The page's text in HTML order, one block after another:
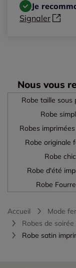
Je
Signaler
Nous vous
Robe taille sous
Robe
Robes
Robe originale
Robe chic
Robe d'été
Robe
Accueil Mode
Robes de soirée
Robe satin